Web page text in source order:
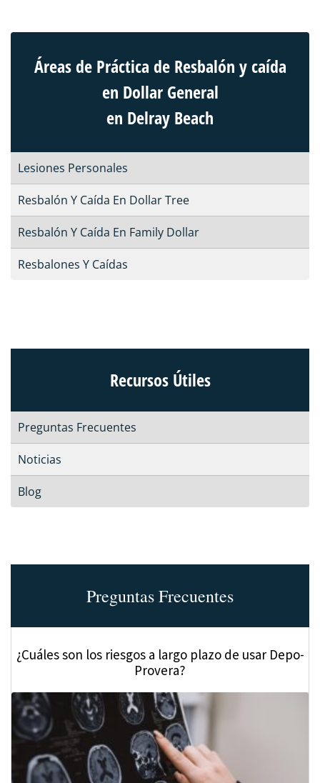
Áreas de Práctica de Resbalón y caída
en Dollar General
en Delray Beach
Lesiones Personales
Resbalón Y Caída En Dollar Tree
Resbalón Y Caída En Family Dollar
Resbalones Y Caídas
Recursos Útiles
Preguntas Frecuentes
Noticias
Blog
Preguntas Frecuentes
¿Cuáles son los riesgos a largo plazo de usar Depo-
Provera?